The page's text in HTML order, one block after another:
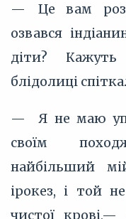
— Це вам
озвався
діти?
блідолиці
— Я не маю
своїм
найбільший
ірокез, і той
чистої